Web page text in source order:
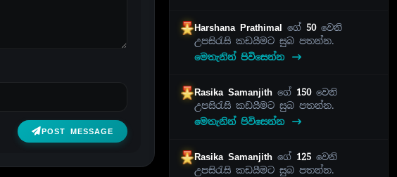
POST MESSAGE
Harshana Prathimal ගේ 50වෙනි
උපසිරැසි කඩයීමට සුබ පතන්න.
මෙතැනින් පිවිසෙන්න
Rasika Samanjithගේ 150වෙනි
උපසිරැසි කඩයීමට සුබ පතන්න.
මෙතැනින් පිවිසෙන්න
Rasika Samanjithගේ 125 වෙනි
උපසිරැසි කඩයීමට සුබ පතන්න.